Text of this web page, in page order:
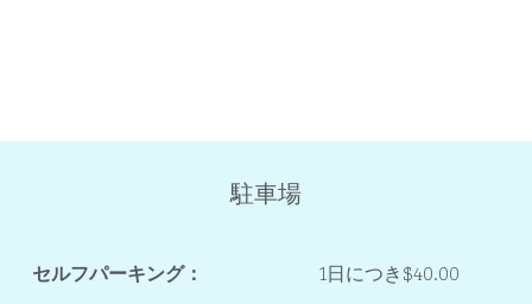
駐車場
セルフパーキング：
1日につき$40.00